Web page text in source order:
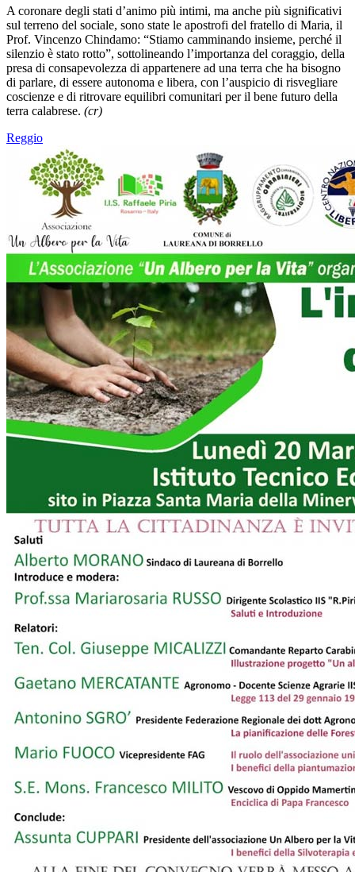
A coronare degli stati d’animo più intimi, ma anche più significativi
sul terreno del sociale, sono state le apostrofi del fratello di Maria, il
Prof. Vincenzo Chindamo: “Stiamo camminando insieme, perché il
silenzio è stato rotto”, sottolineando l’importanza del coraggio, della
presa di consapevolezza di appartenere ad una terra che ha bisogno
di parlare, di essere autonoma e libera, con l’auspicio di risvegliare
coscienze e di ritrovare equilibri comunitari per il bene futuro della
terra calabrese. (cr)
Reggio